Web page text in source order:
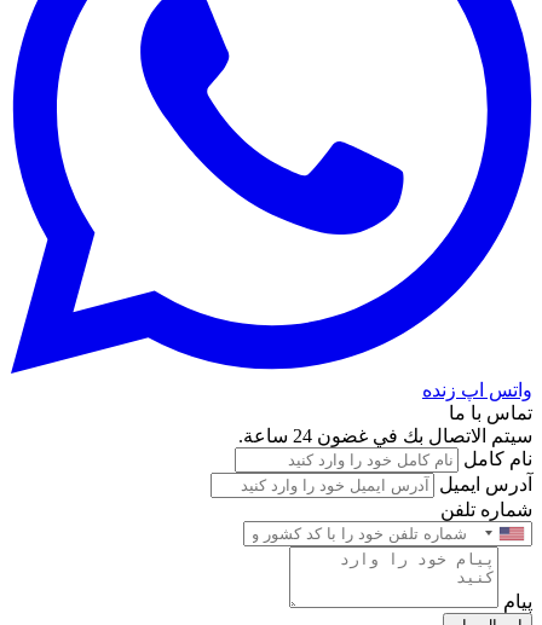
واتس اپ زنده
تماس با ما
سيتم الاتصال بك في غضون 24 ساعة.
نام کامل
آدرس ایمیل
شماره تلفن
پیام